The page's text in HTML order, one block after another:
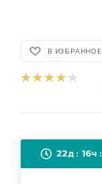
В ИЗБРАННОЕ
22д 16ч